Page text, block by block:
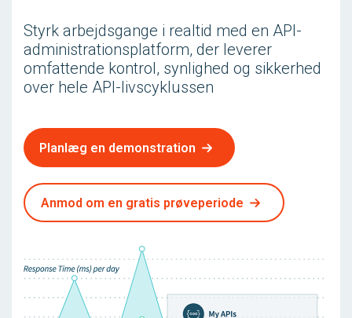
Styrk arbejdsgange i realtid med en API-
administrationsplatform, der leverer
omfattende kontrol, synlighed og sikkerhed
over hele API-livscyklussen
Planlæg en demonstration
Anmod om en gratis prøveperiode